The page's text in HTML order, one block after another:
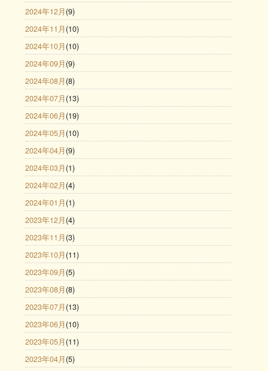
2024年12月 (9)
2024年11月 (10)
2024年10月 (10)
2024年09月 (9)
2024年08月 (8)
2024年07月 (13)
2024年06月 (19)
2024年05月 (10)
2024年04月 (9)
2024年03月 (1)
2024年02月 (4)
2024年01月 (1)
2023年12月 (4)
2023年11月 (3)
2023年10月 (11)
2023年09月 (5)
2023年08月 (8)
2023年07月 (13)
2023年06月 (10)
2023年05月 (11)
2023年04月 (5)